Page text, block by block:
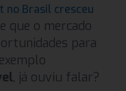
no Brasil cresceu
que o mercado
para
, já ouviu falar?